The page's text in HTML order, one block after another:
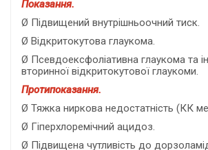
Показання.
Ø Підвищений внутрішньоочний тиск.
Ø Відкритокутова глаукома.
Ø Псевдоексфоліативна глаукома та
вторинної відкритокутової глаукоми.
Протипоказання.
Ø Тяжка ниркова недостатність (КК
Ø Гіперхлоремічний ацидоз.
Ø Підвищена чутливість до